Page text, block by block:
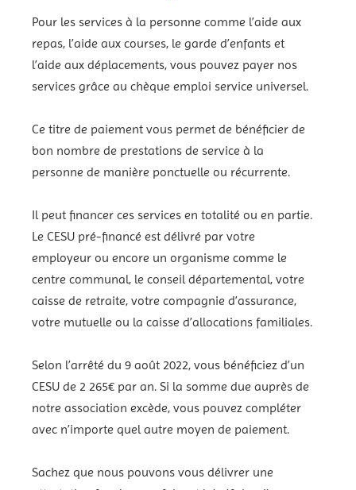
Pour les services à la personne comme l’aide aux
repas, l’aide aux courses, le garde d’enfants et
l’aide aux déplacements, vous pouvez payer nos
services grâce au chèque emploi service universel.
Ce titre de paiement vous permet de bénéficier de
bon nombre de prestations de service à la
personne de manière ponctuelle ou récurrente.
Il peut financer ces services en totalité ou en partie.
Le CESU pré-financé est délivré par votre
employeur ou encore un organisme comme le
centre communal, le conseil départemental, votre
caisse de retraite, votre compagnie d’assurance,
votre mutuelle ou la caisse d’allocations familiales.
Selon l’arrêté du 9 août 2022, vous bénéficiez d’un
CESU de 2 265€ par an. Si la somme due auprès de
notre association excède, vous pouvez compléter
avec n’importe quel autre moyen de paiement.
Sachez que nous pouvons vous délivrer une